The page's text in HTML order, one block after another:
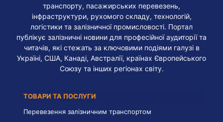
транспорту, пасажирських перевезень,
інфраструктури, рухомого складу, технологій,
логістики та залізничної промисловості. Портал
публікує залізничні новини для професійної аудиторії та
читачів, які стежать за ключовими подіями галузі в
Україні, США, Канаді, Австралії, країнах Європейського
Союзу та інших регіонах світу.
ТОВАРИ ТА ПОСЛУГИ
Перевезення залізничним транспортом